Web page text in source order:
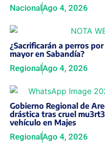
Nacional Ago 4, 2026
¿Sacrificarán a perros
mayor en Sabandía?
Regional Ago 4, 2026
Gobierno Regional de
drástica tras cruel
vehículo en Majes
RegionalAgo 4, 2026